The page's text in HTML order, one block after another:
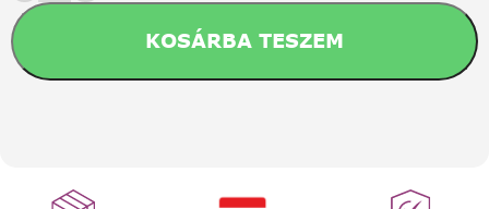
KOSÁRBA TESZEM